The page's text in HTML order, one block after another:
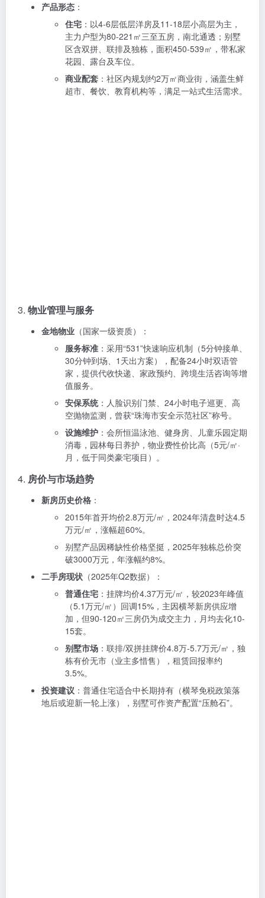
产品形态 ：
住宅 ：以4-6层低层洋房及11-18层小高层为主，
主力户型为80-221㎡三至五房，南北通透；别墅
区含双拼、联排及独栋，面积450-539㎡，带私家
花园、露台及车位。
商业配套 ：社区内规划约2万㎡商业街，涵盖生鲜
超市、餐饮、教育机构等，满足一站式生活需求。
3. 物业管理与服务
金地物业 （国家一级资质）：
服务标准 ：采用“531”快速响应机制（5分钟接单、
30分钟到场、1天出方案），配备24小时双语管
家，提供代收快递、家政预约、跨境生活咨询等增
值服务。
安保系统：人脸识别门禁、24小时电子巡更、高
空抛物监测，曾获“珠海市安全示范社区”称号。
设施维护 ：会所恒温泳池、健身房、儿童乐园定期
消毒，园林每日养护，物业费性价比高（5元/㎡·
月，低于同类豪宅项目）。
4. 房价与市场趋势
新房历史价格 ：
2015年首开均价2.8万元/㎡，2024年清盘时达4.5
万元/㎡，涨幅超60%。
别墅产品因稀缺性价格坚挺，2025年独栋总价突
破3000万元，年涨幅约8%。
二手房现状 （2025年Q2数据）：
普通住宅 ：挂牌均价4.37万元/㎡，较2023年峰值
（5.1万元/㎡）回调15%，主因横琴新房供应增
加，但90-120㎡三房仍为成交主力，月均去化10-
15套。
别墅市场 ：联排/双拼挂牌价4.8万-5.7万元/㎡，独
栋有价无市（业主多惜售），租赁回报率约
3.5%。
投资建议 ：普通住宅适合中长期持有（横琴免税政策落
地后或迎新一轮上涨），别墅可作资产配置“压舱石”。